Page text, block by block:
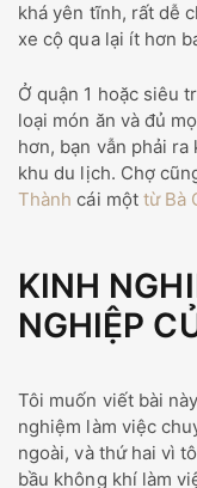
khá yên tĩnh, rất dễ
xe cộ qua lại ít hơn
Ở quận 1 hoặc siêu
loại món ăn và đủ
hơn, bạn vẫn phải
khu du lịch. Chợ
Thành cái một từ Bà
KINH
NGHIỆP
Tôi muốn viết bài
nghiệm làm việc
ngoài, và thứ hai vì
bầu không khí làm